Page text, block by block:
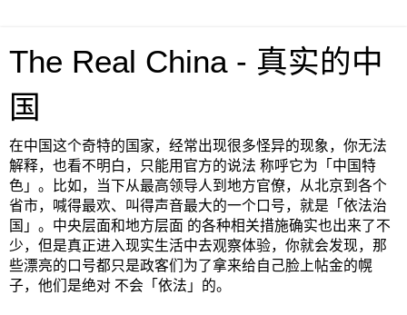
The Real China - 真实的中
国
在中国这个奇特的国家，经常出现很多怪异的现象，你无法
解释，也看不明白，只能用官方的说法 称呼它为「中国特
色」。比如，当下从最高领导人到地方官僚，从北京到各个
省市，喊得最欢、叫得声音最大的一个口号，就是「依法治
国」。中央层面和地方层面 的各种相关措施确实也出来了不
少，但是真正进入现实生活中去观察体验，你就会发现，那
些漂亮的口号都只是政客们为了拿来给自己脸上帖金的幌
子，他们是绝对 不会「依法」的。